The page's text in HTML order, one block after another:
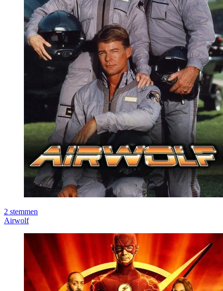
2 stemmen
Airwolf